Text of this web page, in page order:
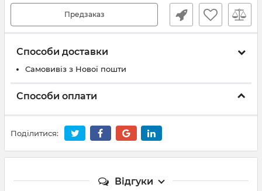
Предзаказ
Способи доставки
Самовивіз з Нової пошти
Способи оплати
Поділитися:
Відгуки